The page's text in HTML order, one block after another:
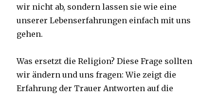
wir nicht ab, sondern lassen sie wie eine
unserer Lebenserfahrungen einfach mit uns
gehen.
Was ersetzt die Religion? Diese Frage sollten
wir ändern und uns fragen: Wie zeigt die
Erfahrung der Trauer Antworten auf die